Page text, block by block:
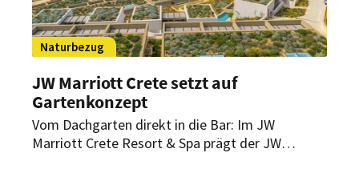
Naturbezug
JW Marriott Crete setzt auf
Gartenkonzept
Vom Dachgarten direkt in die Bar: Im JW
Marriott Crete Resort & Spa prägt der JW